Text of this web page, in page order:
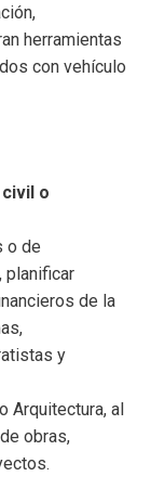
herramientas
con vehículo
o
o de
planificar
de la
y
Arquitectura, al
obras,